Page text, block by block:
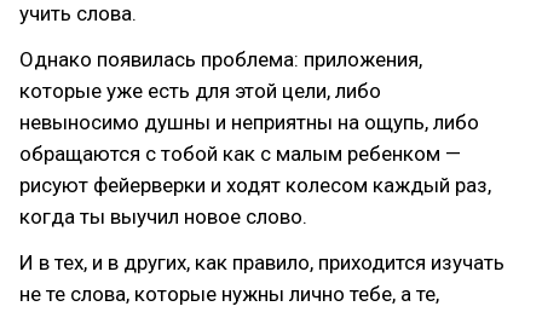
учить слова.
Однако появилась проблема: приложения,
которые уже есть для этой цели, либо
невыносимо душны и неприятны на ощупь, либо
обращаются с тобой как с малым ребенком —
рисуют фейерверки и ходят колесом каждый раз,
когда ты выучил новое слово.
И в тех, и в других, как правило, приходится изучать
не те слова, которые нужны лично тебе, а те,